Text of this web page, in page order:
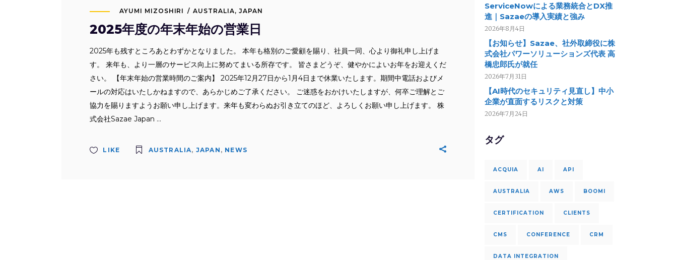
AYUMI MIZOSHIRI AUSTRALIA, JAPAN
2025年度の年末年始の営業日
2025年も残すところあとわずかとなりました。 本年も格別のご愛顧を賜り、社員一同、心より御礼申し上げま
す。 来年も、より一層のサービス向上に努めてまいる所存です。 皆さまどうぞ、健やかによいお年をお迎えくだ
さい。 【年末年始の営業時間のご案内】 2025年12月27日から1月4日まで休業いたします。期間中電話およびメ
ールの対応はいたしかねますので、あらかじめご了承ください。 ご迷惑をおかけいたしますが、何卒ご理解とご
協力を賜りますようお願い申し上げます。来年も変わらぬお引き立てのほど、よろしくお願い申し上げます。 株
式会社Sazae Japan
LIKE AUSTRALIA, JAPAN , NEWS
ServiceNowによる業務統合とDX推
進｜Sazaeの導入実績と強み
2026年8月4日
【お知らせ】Sazae、社外取締役に株
式会社パワーソリューションズ代表 高
橋忠郎氏が就任
2026年7月31日
【AI時代のセキュリティ見直し】中小
企業が直面するリスクと対策
2026年7月24日
タグ
ACQUIA AI API
AUSTRALIA AWS BOOMI
CERTIFICATION CLIENTS
CMS CONFERENCE CRM
DATA INTEGRATION